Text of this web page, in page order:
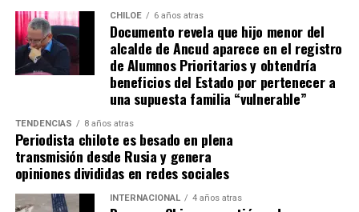
CHILOE 6 años atras
Documento revela que hijo menor del
alcalde de Ancud aparece en el registro
de Alumnos Prioritarios y obtendría
beneficios del Estado por pertenecer a
una supuesta familia “vulnerable”
TENDENCIAS 8 años atras
Periodista chilote es besado en plena
transmisión desde Rusia y genera
opiniones divididas en redes sociales
INTERNACIONAL 4 años atras